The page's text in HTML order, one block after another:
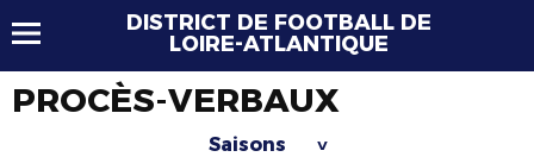
DISTRICT DE FOOTBALL DE
LOIRE-ATLANTIQUE
PROCÈS-VERBAUX
Saisons >